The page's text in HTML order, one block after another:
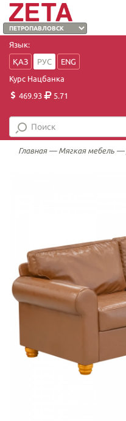
Язык:
ҚАЗ
РУС
ENG
Курс Нацбанка
469.93
5.71
Главная— Мягкая мебель —